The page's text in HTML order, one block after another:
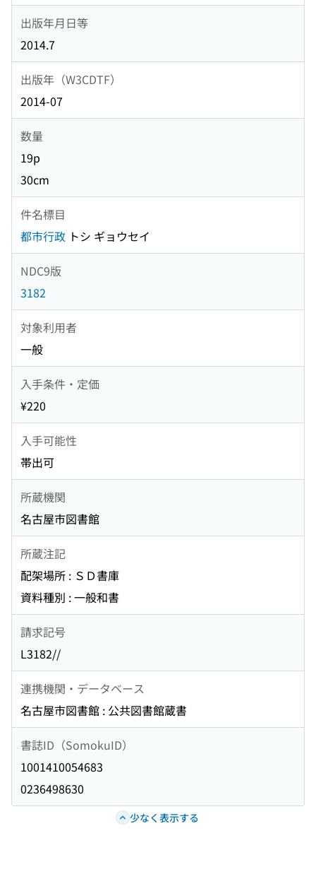
出版年月日等
2014.7
出版年（W3CDTF）
2014-07
数量
19p
30cm
件名標目
都市行政 トシ ギョウセイ
NDC9版
3182
対象利用者
一般
入手条件・定価
¥220
入手可能性
帯出可
所蔵機関
名古屋市図書館
所蔵注記
配架場所 : ＳＤ書庫
資料種別 : 一般和書
請求記号
L3182//
連携機関・データベース
名古屋市図書館 : 公共図書館蔵書
書誌ID（SomokuID）
1001410054683
0236498630
少なく表示する